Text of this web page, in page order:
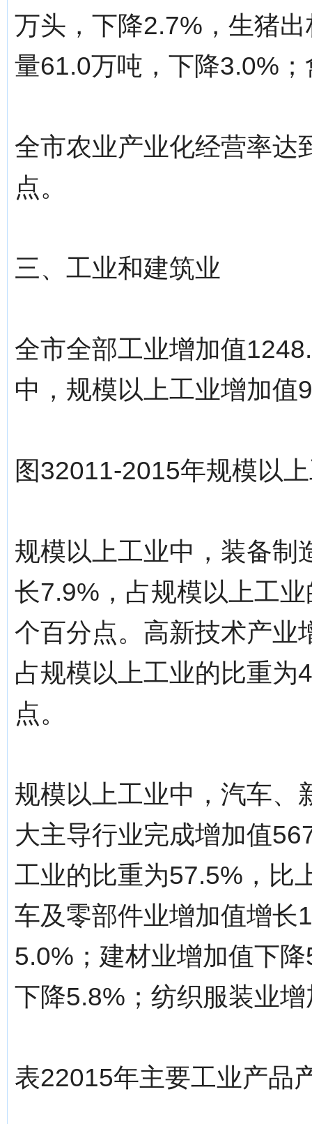
万头，下降2.7%，生猪
量61.0万吨，下降3.0%
全市农业产业化经营率达
点。
三、工业和建筑业
全市全部工业增加值
中，规模以上工业增加值
图32011-2015年规模以
规模以上工业中，装备制
长7.9%，占规模以上工
个百分点。高新技术产业
占规模以上工业的比重为
点。
规模以上工业中，汽车、
大主导行业完成增加值
工业的比重为57.5%，比
车及零部件业增加值增长
5.0%；建材业增加值下
下降5.8%；纺织服装业
表22015年主要工业产品